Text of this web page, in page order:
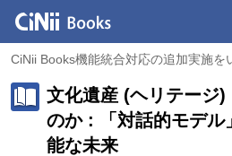
CiNii Books機能統合対応の追加実施を
文化遺産 (ヘリテージ)
のか : 「対話的モデル
能な未来